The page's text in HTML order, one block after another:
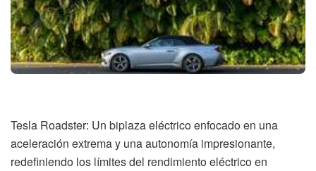
Tesla Roadster: Un biplaza eléctrico enfocado en una
aceleración extrema y una autonomía impresionante,
redefiniendo los límites del rendimiento eléctrico en